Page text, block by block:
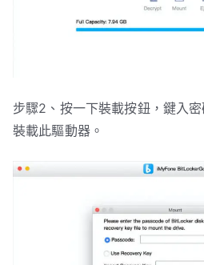
步驟2、按一下裝載按鈕，鍵入
裝載此驅動器。